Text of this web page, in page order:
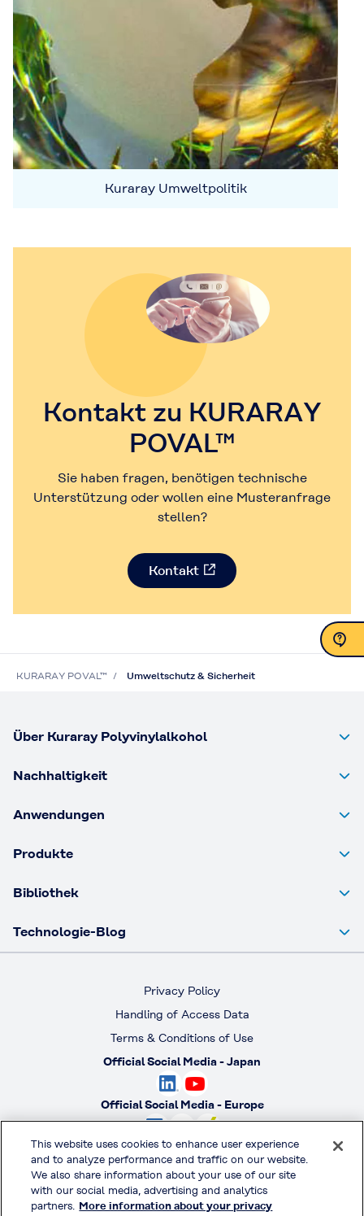
Kuraray Umweltpolitik
Kontakt zu KURARAY
POVAL™
Sie haben fragen, benötigen technische
Unterstützung oder wollen eine Musteranfrage
stellen?
Kontakt
Kontakt
KURARAY POVAL™ Umweltschutz & Sicherheit
Über Kuraray Polyvinylalkohol
Nachhaltigkeit
Anwendungen
Produkte
Bibliothek
Technologie-Blog
Privacy Policy
Handling of Access Data
Terms & Conditions of Use
Official Social Media - Japan
Official Social Media - Europe
Official Social Media - America
Official Social Media - South America
This website uses cookies to enhance user experience
and to analyze performance and traffic on our website.
We also share information about your use of our site
with our social media, advertising and analytics
partners. More information about your privacy